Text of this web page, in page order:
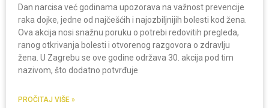
Dan narcisa već godinama upozorava na važnost prevencije
raka dojke, jedne od najčešćih i najozbiljnijih bolesti kod žena.
Ova akcija nosi snažnu poruku o potrebi redovitih pregleda,
ranog otkrivanja bolesti i otvorenog razgovora o zdravlju
žena. U Zagrebu se ove godine održava 30. akcija pod tim
nazivom, što dodatno potvrđuje
PROČITAJ VIŠE »